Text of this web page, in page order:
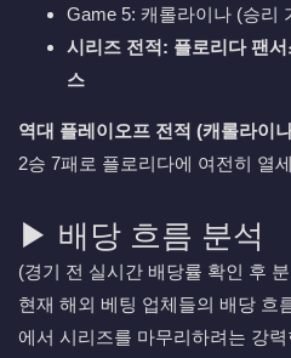
Game 5: 캐롤라이나 (승리
시리즈 전적: 플로리다 팬
스
역대 플레이오프 전적 (캐롤라이
2승 7패로 플로리다에 여전히 열
▶ 배당 흐름 분석
(경기 전 실시간 배당률 확인 후
현재 해외 베팅 업체들의 배당 흐
에서 시리즈를 마무리하려는 강